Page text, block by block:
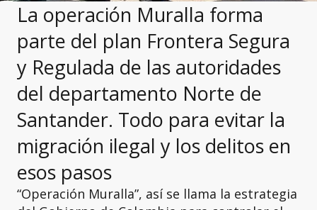
La operación Muralla forma
parte del plan Frontera Segura
y Regulada de las autoridades
del departamento Norte de
Santander. Todo para evitar la
migración ilegal y los delitos en
esos pasos
“Operación Muralla”, así se llama la estrategia